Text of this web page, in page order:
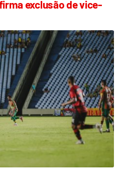
exclusão de vice-